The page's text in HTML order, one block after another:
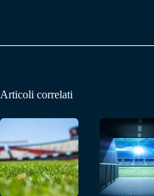
Articoli correlati